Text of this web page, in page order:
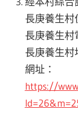
長庚養生村
長庚養生村
長庚養生村
網址：
https://